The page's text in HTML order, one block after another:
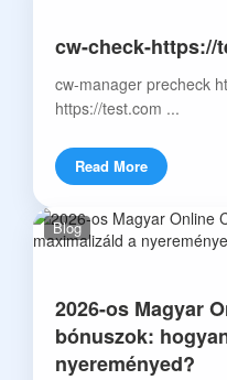
cw-check-https://
cw-manager precheck
https://test.com ...
Read More
Blog
2026-os Magyar
bónuszok:
nyereményed?